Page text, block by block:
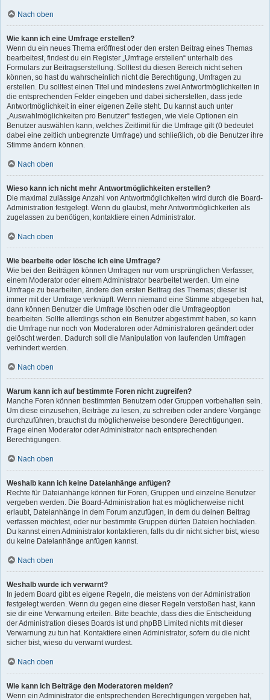
Nach oben
Wie kann ich eine Umfrage erstellen?
Wenn du ein neues Thema eröffnest oder den ersten Beitrag eines Themas
bearbeitest, findest du ein Register „Umfrage erstellen“ unterhalb des
Formulars zur Beitragserstellung. Solltest du diesen Bereich nicht sehen
können, so hast du wahrscheinlich nicht die Berechtigung, Umfragen zu
erstellen. Du solltest einen Titel und mindestens zwei Antwortmöglichkeiten in
die entsprechenden Felder eingeben und dabei sicherstellen, dass jede
Antwortmöglichkeit in einer eigenen Zeile steht. Du kannst auch unter
„Auswahlmöglichkeiten pro Benutzer“ festlegen, wie viele Optionen ein
Benutzer auswählen kann, welches Zeitlimit für die Umfrage gilt (0 bedeutet
dabei eine zeitlich unbegrenzte Umfrage) und schließlich, ob die Benutzer ihre
Stimme ändern können.
Nach oben
Wieso kann ich nicht mehr Antwortmöglichkeiten erstellen?
Die maximal zulässige Anzahl von Antwortmöglichkeiten wird durch die Board-
Administration festgelegt. Wenn du glaubst, mehr Antwortmöglichkeiten als
zugelassen zu benötigen, kontaktiere einen Administrator.
Nach oben
Wie bearbeite oder lösche ich eine Umfrage?
Wie bei den Beiträgen können Umfragen nur vom ursprünglichen Verfasser,
einem Moderator oder einem Administrator bearbeitet werden. Um eine
Umfrage zu bearbeiten, ändere den ersten Beitrag des Themas; dieser ist
immer mit der Umfrage verknüpft. Wenn niemand eine Stimme abgegeben hat,
dann können Benutzer die Umfrage löschen oder die Umfrageoption
bearbeiten. Sollte allerdings schon ein Benutzer abgestimmt haben, so kann
die Umfrage nur noch von Moderatoren oder Administratoren geändert oder
gelöscht werden. Dadurch soll die Manipulation von laufenden Umfragen
verhindert werden.
Nach oben
Warum kann ich auf bestimmte Foren nicht zugreifen?
Manche Foren können bestimmten Benutzern oder Gruppen vorbehalten sein.
Um diese einzusehen, Beiträge zu lesen, zu schreiben oder andere Vorgänge
durchzuführen, brauchst du möglicherweise besondere Berechtigungen.
Frage einen Moderator oder Administrator nach entsprechenden
Berechtigungen.
Nach oben
Weshalb kann ich keine Dateianhänge anfügen?
Rechte für Dateianhänge können für Foren, Gruppen und einzelne Benutzer
vergeben werden. Die Board-Administration hat es möglicherweise nicht
erlaubt, Dateianhänge in dem Forum anzufügen, in dem du deinen Beitrag
verfassen möchtest, oder nur bestimmte Gruppen dürfen Dateien hochladen.
Du kannst einen Administrator kontaktieren, falls du dir nicht sicher bist, wieso
du keine Dateianhänge anfügen kannst.
Nach oben
Weshalb wurde ich verwarnt?
In jedem Board gibt es eigene Regeln, die meistens von der Administration
festgelegt werden. Wenn du gegen eine dieser Regeln verstoßen hast, kann
sie dir eine Verwarnung erteilen. Bitte beachte, dass dies die Entscheidung
der Administration dieses Boards ist und phpBB Limited nichts mit dieser
Verwarnung zu tun hat. Kontaktiere einen Administrator, sofern du die nicht
sicher bist, wieso du verwarnt wurdest.
Nach oben
Wie kann ich Beiträge den Moderatoren melden?
Wenn ein Administrator die entsprechenden Berechtigungen vergeben hat,